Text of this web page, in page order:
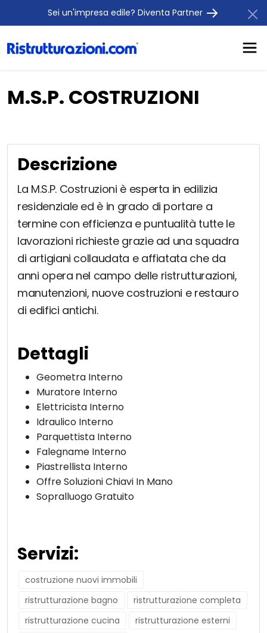
Sei un'impresa edile? Diventa Partner
M.S.P. COSTRUZIONI
Descrizione
La M.S.P. Costruzioni è esperta in edilizia
residenziale ed è in grado di portare a
termine con efficienza e puntualità tutte le
lavorazioni richieste grazie ad una squadra
di artigiani collaudata e affiatata che da
anni opera nel campo delle ristrutturazioni,
manutenzioni, nuove costruzioni e restauro
di edifici antichi.
Dettagli
Geometra Interno
Muratore Interno
Elettricista Interno
Idraulico Interno
Parquettista Interno
Falegname Interno
Piastrellista Interno
Offre Soluzioni Chiavi In Mano
Sopralluogo Gratuito
Servizi:
costruzione nuovi immobili
ristrutturazione bagno
ristrutturazione completa
ristrutturazione cucina
ristrutturazione esterni